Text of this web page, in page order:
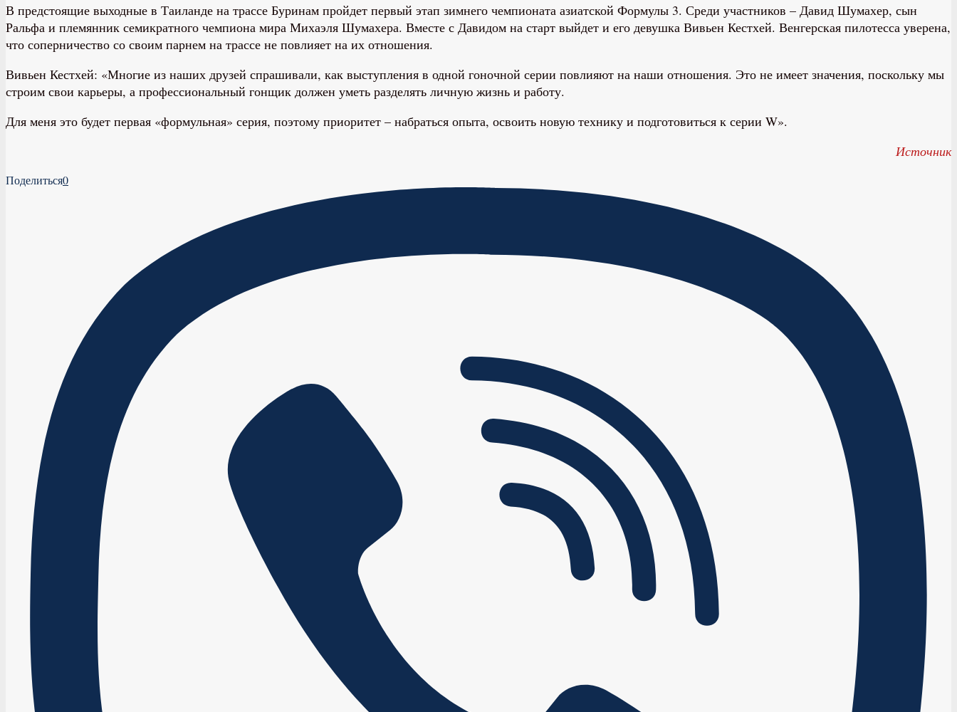
В предстоящие выходные в Таиланде на трассе Буринам пройдет первый этап зимнего чемпионата азиатской Формулы 3. Среди участников – Давид Шумахер, сын
Ральфа и племянник семикратного чемпиона мира Михаэля Шумахера. Вместе с Давидом на старт выйдет и его девушка Вивьен Кестхей. Венгерская пилотесса уверена,
что соперничество со своим парнем на трассе не повлияет на их отношения.
Вивьен Кестхей: «Многие из наших друзей спрашивали, как выступления в одной гоночной серии повлияют на наши отношения. Это не имеет значения, поскольку мы
строим свои карьеры, а профессиональный гонщик должен уметь разделять личную жизнь и работу.
Для меня это будет первая «формульная» серия, поэтому приоритет – набраться опыта, освоить новую технику и подготовиться к серии W».
Источник
Поделиться0